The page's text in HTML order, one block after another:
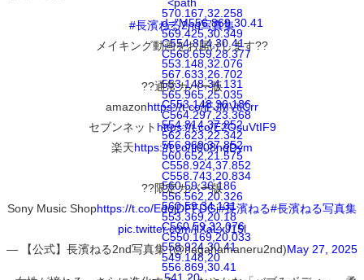
570.167,32.258
569.425,30.349
C568.659,28.377
567.633,26.702
565.965,25.035
C564.297,23.368
562.623,22.342
560.652,21.575
C558.743,20.834
556.562,20.326
553.369,20.18
C550.169,20.033
549.148,20
d="M556.869,30.41
C554.814,30.41
553.148,32.076
553.148,34.131
C553.148,36.186
554.814,37.852
556.869,37.852
C558.924,37.852
560.59,36.186
560.59,34.131
C560.59,32.076
558.924,30.41
556.869,30.41
#長濱ねる2nd写真集
メイキング動画をお届けします??
??通常カバー版
amazonhttps://t.co/jFJMVtiCrr
セブンネット https://t.co/E2OsuVtIF9
楽天https://t.co/ti608nqDym
??限定カバー版
Sony Music Shophttps://t.co/EdojDFFDGi#長濱ねる#長濱ねる写真集
pic.twitter.com/ilXaLxJ15l
— 【公式】長濱ねる2nd写真集 (@nagahamaneru2nd)May 27, 2025